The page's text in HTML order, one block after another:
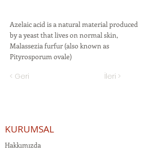
Azelaic acid is a natural material produced
by a yeast that lives on normal skin,
Malassezia furfur (also known as
Pityrosporum ovale)
< Geri İleri >
KURUMSAL
Hakkımızda